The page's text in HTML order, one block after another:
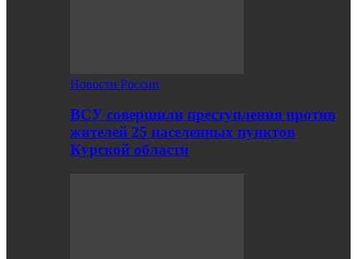
Новости России
ВСУ совершили преступления против
жителей 25 населенных пунктов
Курской области